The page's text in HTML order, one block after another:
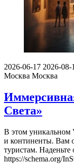
2026-06-17 2026-08-
Москва Москва
Света»
В этом уникальном
и континенты. Вам
туристам.
https://schema.org/